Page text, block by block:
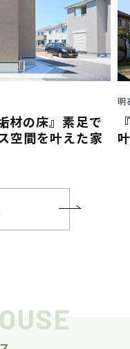
ラム』活用で理想